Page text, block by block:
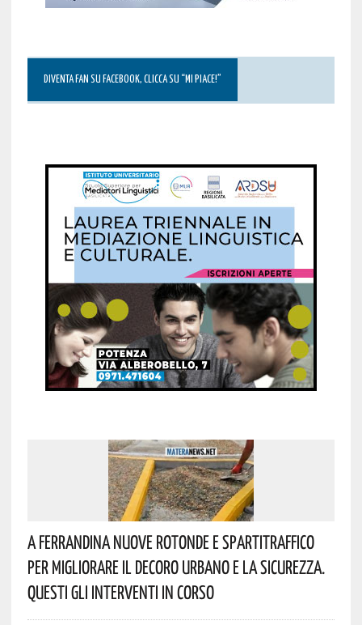
DIVENTA FAN SU FACEBOOK, CLICCA SU “MI PIACE!”
A Ferrandina Nuove Rotonde E Spartitraffico
Per Migliorare Il Decoro Urbano E La Sicurezza.
Questi Gli Interventi In Corso